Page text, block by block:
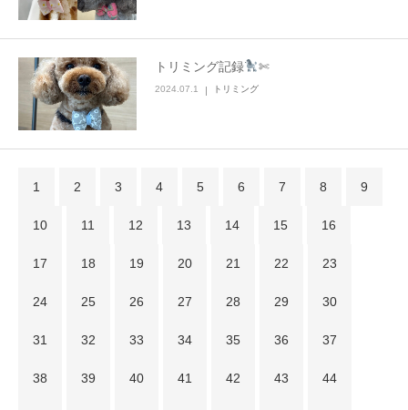
トリミング記録 ✄
2024.07.1 トリミング
1 2 3 4 5 6 7 8 9
10 11 12 13 14 15 16
17 18 19 20 21 22 23
24 25 26 27 28 29 30
31 32 33 34 35 36 37
38 39 40 41 42 43 44